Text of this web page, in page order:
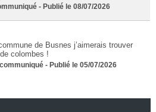
- Publié le 08/07/2026
de Busnes j’aimerais trouver
colombes !
- Publié le 05/07/2026